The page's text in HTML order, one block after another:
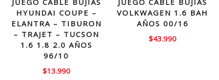
JUEGO CABLE BUJIAS
HYUNDAI COUPE –
ELANTRA – TIBURON
– TRAJET – TUCSON
1.6 1.8 2.0 AÑOS
96/10
$13.990
JUEGO CABLE BUJIAS
VOLKWAGEN 1.6 BAH
AÑOS 00/16
$43.990